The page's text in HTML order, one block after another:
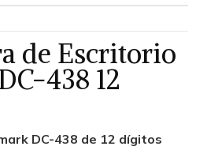
de Escritorio
438 12
DC-438 de 12 dígitos